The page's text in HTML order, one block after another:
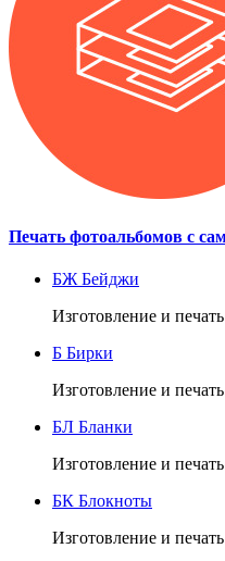
Печать фотоальбомов с
БЖ Бейджи
Изготовление и
Б Бирки
Изготовление и
БЛ Бланки
Изготовление и
БК Блокноты
Изготовление и